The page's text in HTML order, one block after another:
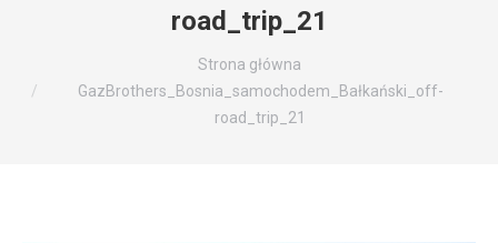
road_trip_21
Strona główna
GazBrothers_Bosnia_samochodem_Bałkański_off-
road_trip_21